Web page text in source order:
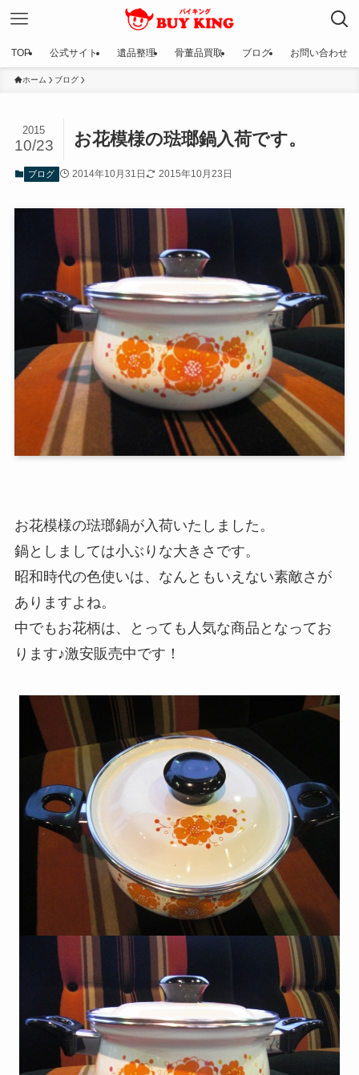
TOP 公式サイト 遺品整理 骨董品買取 ブログ お問い合わせ
ホーム ブログ
お花模様の琺瑯鍋入荷です。
2015
10/23
ブログ 2014年10月31日 2015年10月23日
お花模様の琺瑯鍋が入荷いたしました。
鍋としましては小ぶりな大きさです。
昭和時代の色使いは、なんともいえない素敵さが
ありますよね。
中でもお花柄は、とっても人気な商品となってお
ります♪激安販売中です！